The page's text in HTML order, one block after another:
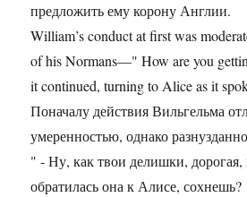
предложить ему корону Англии.
William’s conduct at first was
of his Normans—" How are you
it continued, turning to Alice as it
Поначалу действия Вильгельма
умеренностью, однако
" - Ну, как твои делишки, дорогая,
обратилась она к Алисе, сохнешь?